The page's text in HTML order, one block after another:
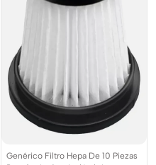
Genérico Filtro Hepa De 10 Piezas